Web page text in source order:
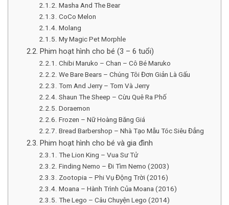
Masha And The Bear
CoCo Melon
Molang
My Magic Pet Morphle
Phim hoạt hình cho bé (3 – 6 tuổi)
Chibi Maruko – Chan – Cô Bé Maruko
We Bare Bears – Chúng Tôi Đơn Giản Là Gấu
Tom And Jerry – Tom Và Jerry
Shaun The Sheep – Cừu Quê Ra Phố
Doraemon
Frozen – Nữ Hoàng Băng Giá
Bread Barbershop – Nhà Tạo Mẫu Tóc Siêu Đẳng
Phim hoạt hình cho bé và gia đình
The Lion King – Vua Sư Tử
Finding Nemo – Đi Tìm Nemo (2003)
Zootopia – Phi Vụ Động Trời (2016)
Moana – Hành Trình Của Moana (2016)
The Lego – Câu Chuyện Lego (2014)